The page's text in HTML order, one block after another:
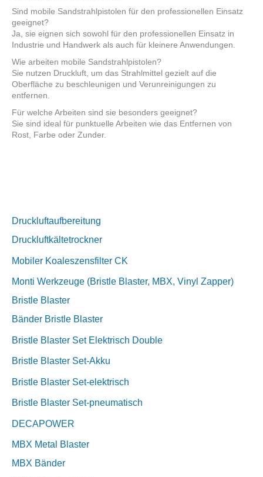
Druckluftaufbereitung
Druckluftkältetrockner
Mobiler Koaleszensfilter CK
Monti Werkzeuge (Bristle Blaster, MBX, Vinyl Zapper)
Bristle Blaster
Bänder Bristle Blaster
Bristle Blaster Set Elektrisch Double
Bristle Blaster Set-Akku
Bristle Blaster Set-elektrisch
Bristle Blaster Set-pneumatisch
DECAPOWER
MBX Metal Blaster
MBX Bänder
Sind mobile Sandstrahlpistolen für den professionellen Einsatz
geeignet?
Ja, sie eignen sich sowohl für den professionellen Einsatz in
Industrie und Handwerk als auch für kleinere Anwendungen.
Wie arbeiten mobile Sandstrahlpistolen?
Sie nutzen Druckluft, um das Strahlmittel gezielt auf die
Oberfläche zu beschleunigen und Verunreinigungen zu
entfernen.
Für welche Arbeiten sind sie besonders geeignet?
Sie sind ideal für punktuelle Arbeiten wie das Entfernen von
Rost, Farbe oder Zunder.